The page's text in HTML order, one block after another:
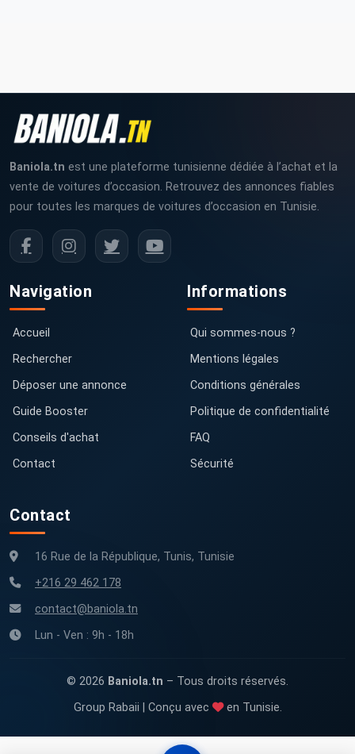
Baniola.tn est une plateforme tunisienne dédiée à l’achat et la
vente de voitures d’occasion. Retrouvez des annonces fiables
pour toutes les marques de voitures d’occasion en Tunisie.
Navigation
Accueil
Rechercher
Déposer une annonce
Guide Booster
Conseils d'achat
Contact
Informations
Qui sommes-nous ?
Mentions légales
Conditions générales
Politique de confidentialité
FAQ
Sécurité
Contact
16 Rue de la République, Tunis, Tunisie
+216 29 462 178
contact@baniola.tn
Lun - Ven : 9h - 18h
© 2026 Baniola.tn – Tous droits réservés.
Group Rabaii | Conçu avec
en Tunisie.